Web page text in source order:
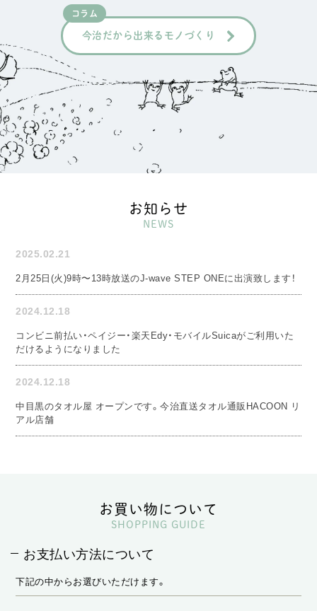
コラム
今治だから出来るモノづくり
お知らせ
NEWS
2025.02.21
2月25日(火)9時〜13時放送のJ-wave STEP ONEに出演致します！
2024.12.18
コンビニ前払い・ペイジー・楽天Edy・モバイルSuicaがご利用いた
だけるようになりました
2024.12.18
中目黒のタオル屋 オープンです。今治直送タオル通販HACOON リ
アル店舗
お買い物について
SHOPPING GUIDE
お支払い方法について
下記の中からお選びいただけます。